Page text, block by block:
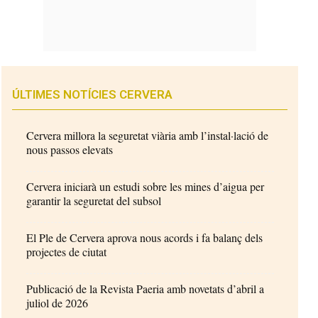
ÚLTIMES NOTÍCIES CERVERA
Cervera millora la seguretat viària amb l’instal·lació de
nous passos elevats
Cervera iniciarà un estudi sobre les mines d’aigua per
garantir la seguretat del subsol
El Ple de Cervera aprova nous acords i fa balanç dels
projectes de ciutat
Publicació de la Revista Paeria amb novetats d’abril a
juliol de 2026